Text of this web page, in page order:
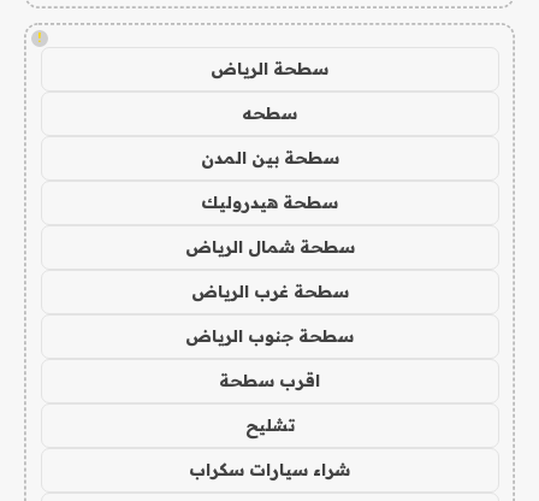
!
سطحة الرياض
سطحه
سطحة بين المدن
سطحة هيدروليك
سطحة شمال الرياض
سطحة غرب الرياض
سطحة جنوب الرياض
اقرب سطحة
تشليح
شراء سيارات سكراب